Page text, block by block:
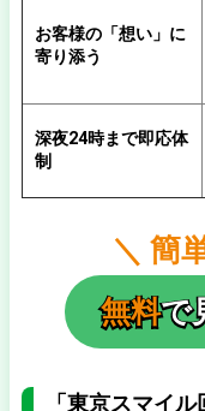
お客様の「想い」に
寄り添う
深夜24時まで即応体
制
＼ 簡
無料で
「東京スマイル